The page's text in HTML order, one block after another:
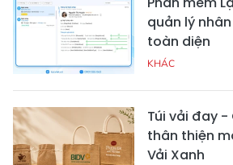
quản lý
toàn diện
KHÁC
Túi vải đay
thân thiện
Vải Xanh